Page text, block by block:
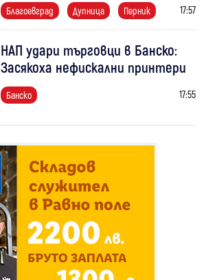
Благоевград Дупница Перник 17:57
НАП удари търговци в Банско:
Засякоха нефискални принтери
Банско 17:55